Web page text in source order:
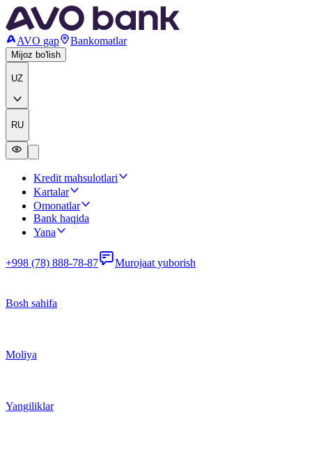
AVO gap Bankomatlar
Mijoz bo'lish
UZ
RU
Kredit mahsulotlari
Kartalar
Omonatlar
Bank haqida
Yana
+998 (78) 888-78-87 Murojaat yuborish
Bosh sahifa
Moliya
Yangiliklar